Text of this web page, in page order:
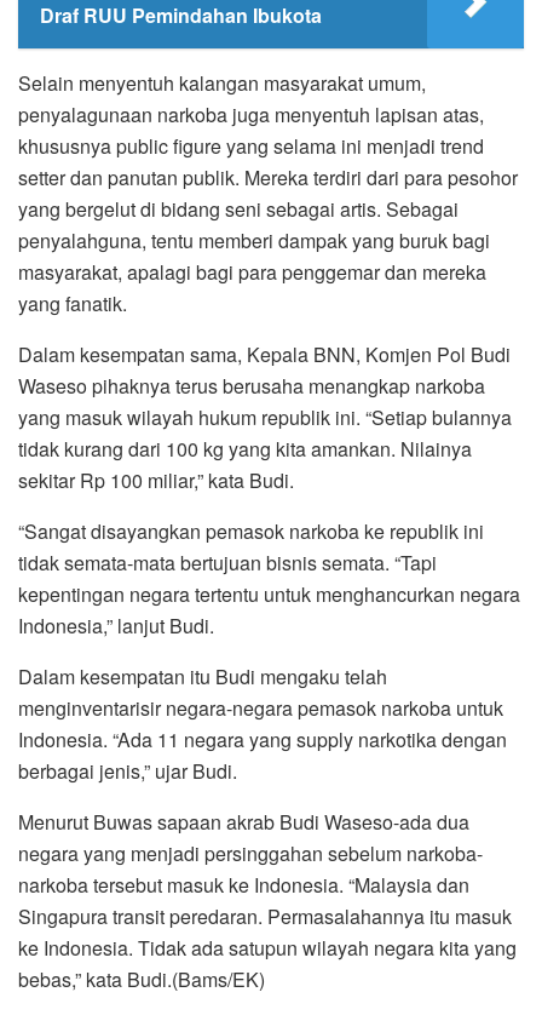
Draf RUU Pemindahan Ibukota
Selain menyentuh kalangan masyarakat umum,
penyalagunaan narkoba juga menyentuh lapisan atas,
khususnya public figure yang selama ini menjadi trend
setter dan panutan publik. Mereka terdiri dari para pesohor
yang bergelut di bidang seni sebagai artis. Sebagai
penyalahguna, tentu memberi dampak yang buruk bagi
masyarakat, apalagi bagi para penggemar dan mereka
yang fanatik.
Dalam kesempatan sama, Kepala BNN, Komjen Pol Budi
Waseso pihaknya terus berusaha menangkap narkoba
yang masuk wilayah hukum republik ini. “Setiap bulannya
tidak kurang dari 100 kg yang kita amankan. Nilainya
sekitar Rp 100 miliar,” kata Budi.
“Sangat disayangkan pemasok narkoba ke republik ini
tidak semata-mata bertujuan bisnis semata. “Tapi
kepentingan negara tertentu untuk menghancurkan negara
Indonesia,” lanjut Budi.
Dalam kesempatan itu Budi mengaku telah
menginventarisir negara-negara pemasok narkoba untuk
Indonesia. “Ada 11 negara yang supply narkotika dengan
berbagai jenis,” ujar Budi.
Menurut Buwas sapaan akrab Budi Waseso-ada dua
negara yang menjadi persinggahan sebelum narkoba-
narkoba tersebut masuk ke Indonesia. “Malaysia dan
Singapura transit peredaran. Permasalahannya itu masuk
ke Indonesia. Tidak ada satupun wilayah negara kita yang
bebas,” kata Budi.(Bams/EK)